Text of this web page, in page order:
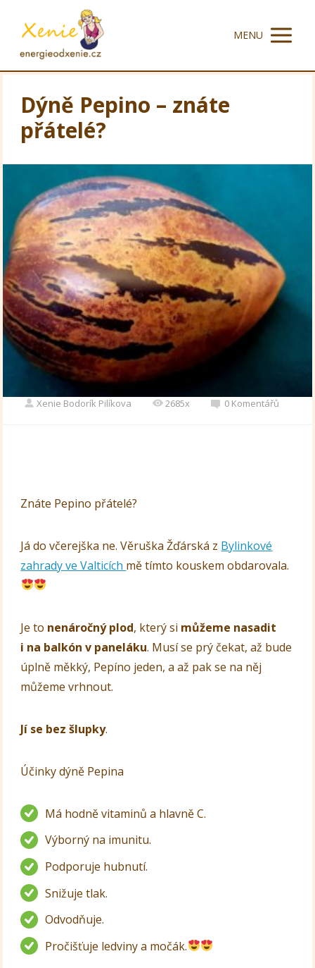
MENU
Dýně Pepino – znáte
přátelé?
Xenie Bodorík Pilíkova 2685x 0 Komentářů
Znáte Pepino přátelé?
Já do včerejška ne. Věruška Žďárská z Bylinkové
zahrady ve Valticích mě tímto kouskem obdarovala.
Je to nenáročný plod, který si můžeme nasadit
i na balkón v paneláku. Musí se prý čekat, až bude
úplně měkký, Pepíno jeden, a až pak se na něj
můžeme vrhnout.
Jí se bez šlupky.
Účinky dýně Pepina
Má hodně vitaminů a hlavně C.
Výborný na imunitu.
Podporuje hubnutí.
Snižuje tlak.
Odvodňuje.
Pročišťuje ledviny a močák.